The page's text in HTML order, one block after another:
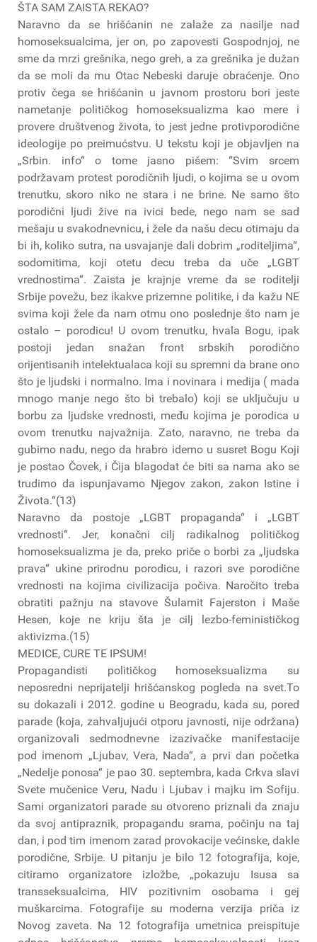
ŠTA SAM ZAISTA REKAO?
Naravno da se hrišćanin ne zalaže za nasilje nad
homoseksualcima, jer on, po zapovesti Gospodnjoj, ne
sme da mrzi grešnika, nego greh, a za grešnika je dužan
da se moli da mu Otac Nebeski daruje obraćenje. Ono
protiv čega se hrišćanin u javnom prostoru bori jeste
nametanje političkog homoseksualizma kao mere i
provere društvenog života, to jest jedne protivporodične
ideologije po preimućstvu. U tekstu koji je objavljen na
„Srbin. info“ o tome jasno pišem: “Svim srcem
podržavam protest porodičnih ljudi, o kojima se u ovom
trenutku, skoro niko ne stara i ne brine. Ne samo što
porodični ljudi žive na ivici bede, nego nam se sad
mešaju u svakodnevnicu, i žele da našu decu otimaju da
bi ih, koliko sutra, na usvajanje dali dobrim „roditeljima“,
sodomitima, koji otetu decu treba da uče „LGBT
vrednostima“. Zaista je krajnje vreme da se roditelji
Srbije povežu, bez ikakve prizemne politike, i da kažu NE
svima koji žele da nam otmu ono poslednje što nam je
ostalo – porodicu! U ovom trenutku, hvala Bogu, ipak
postoji jedan snažan front srbskih porodično
orijentisanih intelektualaca koji su spremni da brane ono
što je ljudski i normalno. Ima i novinara i medija ( mada
mnogo manje nego što bi trebalo) koji se uključuju u
borbu za ljudske vrednosti, među kojima je porodica u
ovom trenutku najvažnija. Zato, naravno, ne treba da
gubimo nadu, nego da hrabro idemo u susret Bogu Koji
je postao Čovek, i Čija blagodat će biti sa nama ako se
trudimo da ispunjavamo Njegov zakon, zakon Istine i
Života.“(13)
Naravno da postoje „LGBT propaganda“ i „LGBT
vrednosti“. Jer, konačni cilj radikalnog političkog
homoseksualizma je da, preko priče o borbi za „ljudska
prava“ ukine prirodnu porodicu, i razori sve porodične
vrednosti na kojima civilizacija počiva. Naročito treba
obratiti pažnju na stavove Šulamit Fajerston i Maše
Hesen, koje ne kriju šta je cilj lezbo-feminističkog
aktivizma.(15)
MEDICE, CURE TE IPSUM!
Propagandisti političkog homoseksualizma su
neposredni neprijatelji hrišćanskog pogleda na svet.To
su dokazali i 2012. godine u Beogradu, kada su, pored
parade (koja, zahvaljujući otporu javnosti, nije održana)
organizovali sedmodnevne izazivačke manifestacije
pod imenom „Ljubav, Vera, Nada“, a prvi dan početka
„Nedelje ponosa“ je pao 30. septembra, kada Crkva slavi
Svete mučenice Veru, Nadu i Ljubav i majku im Sofiju.
Sami organizatori parade su otvoreno priznali da znaju
da svoj antipraznik, propagandu srama, počinju na taj
dan, i pod tim imenom zarad provokacije većinske, dakle
porodične, Srbije. U pitanju je bilo 12 fotografija, koje,
citiramo organizatore izložbe, „pokazuju Isusa sa
transseksualcima, HIV pozitivnim osobama i gej
muškarcima. Fotografije su moderna verzija priča iz
Novog zaveta. Na 12 fotografija umetnica preispituje